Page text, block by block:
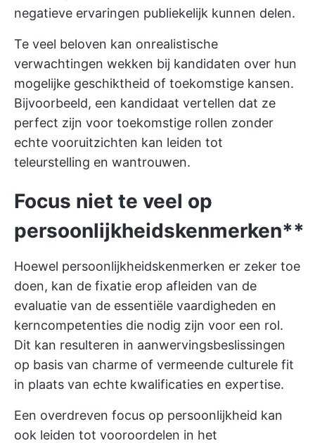
negatieve ervaringen publiekelijk kunnen delen.
Te veel beloven kan onrealistische
verwachtingen wekken bij kandidaten over hun
mogelijke geschiktheid of toekomstige kansen.
Bijvoorbeeld, een kandidaat vertellen dat ze
perfect zijn voor toekomstige rollen zonder
echte vooruitzichten kan leiden tot
teleurstelling en wantrouwen.
Focus niet te veel op
persoonlijkheidskenmerken**
Hoewel persoonlijkheidskenmerken er zeker toe
doen, kan de fixatie erop afleiden van de
evaluatie van de essentiële vaardigheden en
kerncompetenties die nodig zijn voor een rol.
Dit kan resulteren in aanwervingsbeslissingen
op basis van charme of vermeende culturele fit
in plaats van echte kwalificaties en expertise.
Een overdreven focus op persoonlijkheid kan
ook leiden tot vooroordelen in het